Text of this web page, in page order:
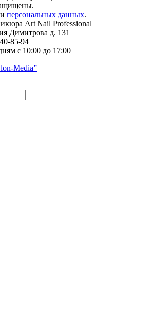
персональных данных.
Art Nail Professional
Димитрова д. 131
85-94
с 10:00 до 17:00
Media”